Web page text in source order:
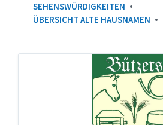
SEHENSWÜRDIGKEITEN
ÜBERSICHT ALTE HAUSNAMEN